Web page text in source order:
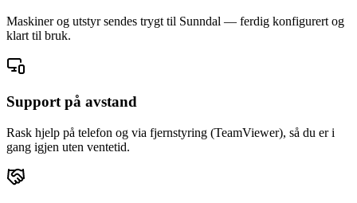
Maskiner og utstyr sendes trygt til Sunndal — ferdig konfigurert og
klart til bruk.
Support på avstand
Rask hjelp på telefon og via fjernstyring (TeamViewer), så du er i
gang igjen uten ventetid.